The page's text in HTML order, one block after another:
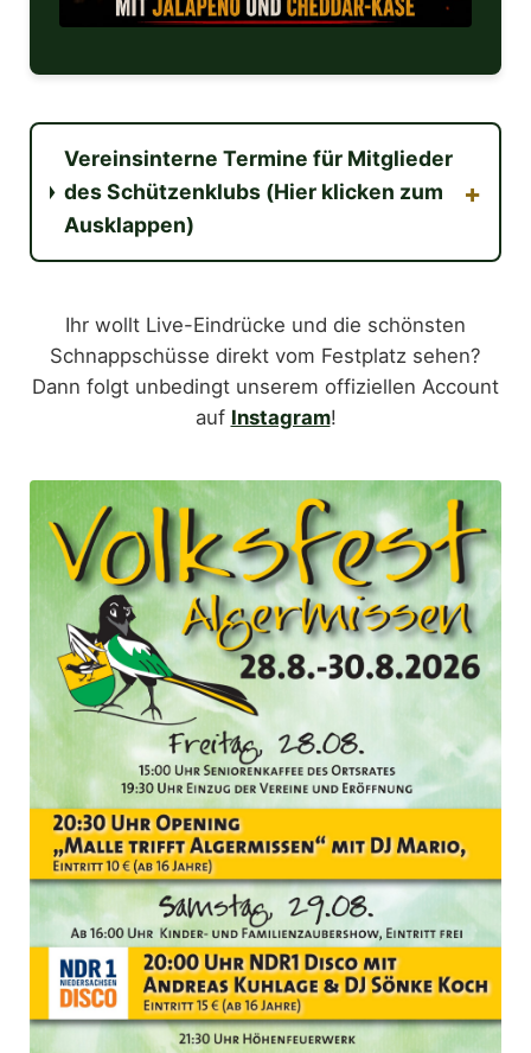
Vereinsinterne Termine für Mitglieder
des Schützenklubs (Hier klicken zum
Ausklappen)
+
Ihr wollt Live-Eindrücke und die schönsten
Schnappschüsse direkt vom Festplatz sehen?
Dann folgt unbedingt unserem offiziellen Account
auf Instagram!